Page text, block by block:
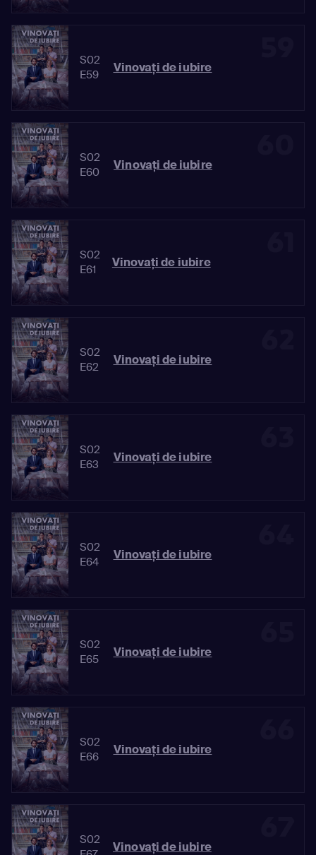
S02
E59
Vinovaţi de iubire
S02
E60
Vinovaţi de iubire
S02
E61
Vinovaţi de iubire
S02
E62
Vinovaţi de iubire
S02
E63
Vinovaţi de iubire
S02
E64
Vinovaţi de iubire
S02
E65
Vinovaţi de iubire
S02
E66
Vinovaţi de iubire
S02
Vinovaţi de iubire